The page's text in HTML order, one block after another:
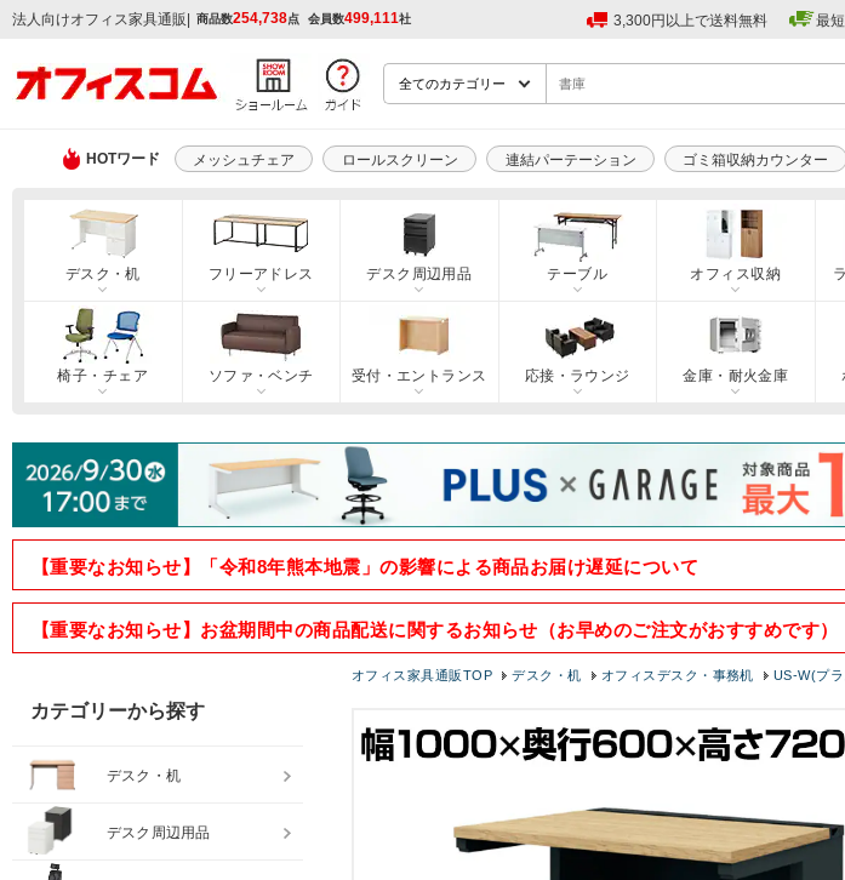
法人向けオフィス家具通販 | 商品数254,738点 会員数499,111社 3,300円以上で送料無料 最
HOTワード メッシュチェア ロールスクリーン 連結パーテーション ゴミ箱収納カウンター
デスク・机 フリーアドレス デスク周辺用品 テーブル オフィス収納
椅子・チェア ソファ・ベンチ 受付・エントランス 応接・ラウンジ 金庫・耐火金庫
【重要なお知らせ】「令和8年熊本地震」の影響による商品お届け遅延について
【重要なお知らせ】お盆期間中の商品配送に関するお知らせ（お早めのご注文がおすすめです）
オフィス家具通販TOP デスク・机 オフィスデスク・事務机 US-W(プ
カテゴリーから探す
デスク・机
デスク周辺用品